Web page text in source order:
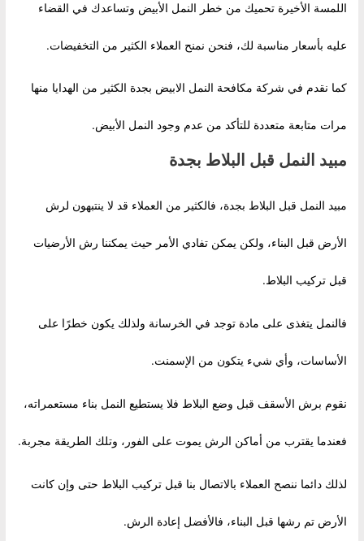
اللمسة الأخيرة تحميك من خطر النمل الأبيض وتساعدك في القضاء
عليه بأسعار مناسبة لك، فنحن نمنح العملاء الكثير من التخفيضات.
كما نقدم في شركة مكافحة النمل الابيض بجدة الكثير من الهدايا منها
مرات متابعة متعددة للتأكد من عدم وجود النمل الأبيض.
مبيد النمل قبل البلاط بجدة
مبيد النمل قبل البلاط بجدة، فالكثير من العملاء قد لا ينتبهون لرش
الأرض قبل البناء، ولكن يمكن تفادي الأمر حيث يمكننا رش الأرضيات
قبل تركيب البلاط.
فالنمل يتغذى على مادة توجد في الخرسانة ولذلك يكون خطرًا على
الأساسات، وأي شيء يتكون من الإسمنت.
نقوم برش الأسقف قبل وضع البلاط فلا يستطيع النمل بناء مستعمراته،
فعندما يقترب من أماكن الرش يموت على الفور، وتلك الطريقة مجربة.
لذلك دائما ننصح العملاء بالاتصال بنا قبل تركيب البلاط حتى وإن كانت
الأرض تم رشها قبل البناء، فالأفضل إعادة الرش.